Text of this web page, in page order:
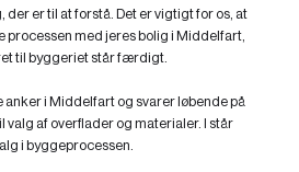
der er til at forstå. Det er vigtigt for os, at
processen med jeres bolig i Middelfart,
til byggeriet står færdigt.
i Middelfart og svarer løbende på
valg af overflader og materialer. I står
i byggeprocessen.